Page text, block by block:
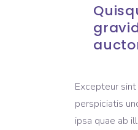
Excepteur
perspiciatis
ipsa quae ab